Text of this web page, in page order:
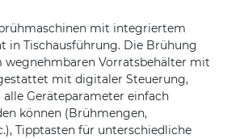
mit integriertem
in Tischausführung. Die Brühung
Vorratsbehälter mit
mit digitaler Steuerung,
alle Geräteparameter einfach
können (Brühmengen,
Tipptasten für unterschiedliche